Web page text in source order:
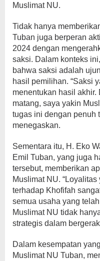
Muslimat NU.
Tidak hanya
Tuban juga berperan
2024 dengan
saksi. Dalam konteks
bahwa saksi adalah
hasil pemilihan. “Saksi
menentukan hasil
matang, saya yakin
tugas ini dengan penuh
menegaskan.
Sementara itu, H. Eko
Emil Tuban, yang juga
tersebut, memberikan
Muslimat NU.
terhadap Khofifah
semua usaha yang
Muslimat NU tidak
strategis dalam
Dalam kesempatan
Muslimat NU Tuban,